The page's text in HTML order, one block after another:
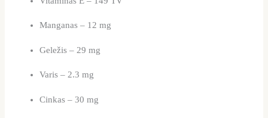
Manganas – 12 mg
Geležis – 29 mg
Varis – 2.3 mg
Cinkas – 30 mg